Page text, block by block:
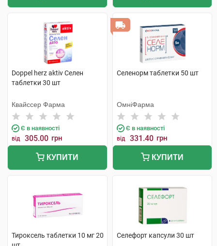
Doppel herz aktiv Селен
таблетки 30 шт
Квайссер Фарма
Є в наявності
від 305.00 грн
КУПИТИ
Селенорм таблетки 50 шт
ОмніФарма
Є в наявності
від 331.40 грн
КУПИТИ
Тироксель таблетки 10 мг 20
Селефорт капсули 30 шт